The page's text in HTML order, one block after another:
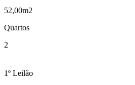
52,00m2
Quartos
2
1º Leilão